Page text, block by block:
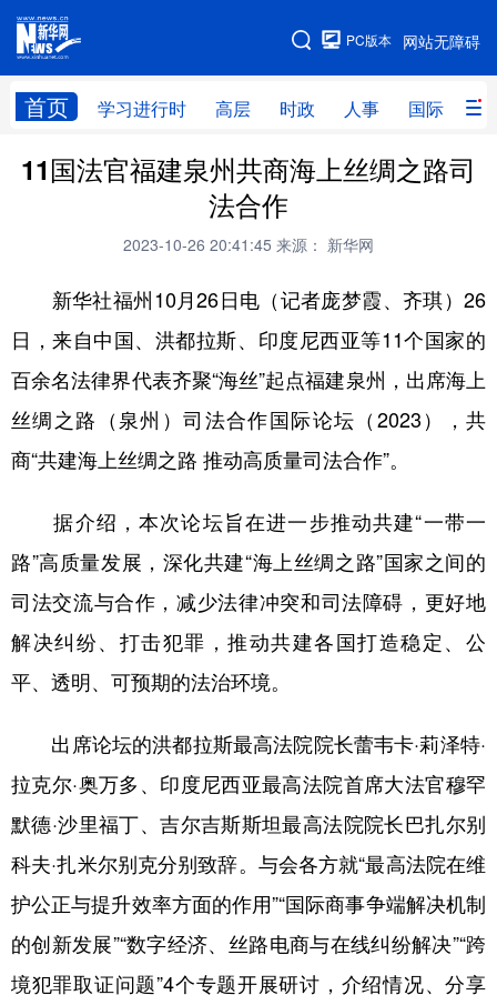
网站无障碍
PC版本
首页 学习进行时 高层 时政 人事 国际 财
网站地图
学习进行时 高层 时政 人事
全球连线
科技 科创 量子 体育
文化 书画 健康 军事
法律 中央文件 金融
学术中国 乡村振兴 银龄
彩票 娱乐 时尚 悦读
公益 一带一路
地方频道
北京 天津 河北 山西
辽宁 吉林 上海 江苏
浙江 安徽 福建 江西
11国法官福建泉州共商海上丝绸之路司
法合作
2023-10-26 20:41:45 来源： 新华网
新华社福州10月26日电（记者庞梦霞、齐琪）26
日，来自中国、洪都拉斯、印度尼西亚等11个国家的
百余名法律界代表齐聚“海丝”起点福建泉州，出席海上
丝绸之路（泉州）司法合作国际论坛（2023），共
商“共建海上丝绸之路 推动高质量司法合作”。
据介绍，本次论坛旨在进一步推动共建“一带一
路”高质量发展，深化共建“海上丝绸之路”国家之间的
司法交流与合作，减少法律冲突和司法障碍，更好地
解决纠纷、打击犯罪，推动共建各国打造稳定、公
平、透明、可预期的法治环境。
出席论坛的洪都拉斯最高法院院长蕾韦卡·莉泽特·
拉克尔·奥万多、印度尼西亚最高法院首席大法官穆罕
默德·沙里福丁、吉尔吉斯斯坦最高法院院长巴扎尔别
科夫·扎米尔别克分别致辞。与会各方就“最高法院在维
护公正与提升效率方面的作用”“国际商事争端解决机制
的创新发展”“数字经济、丝路电商与在线纠纷解决”“跨
境犯罪取证问题”4个专题开展研讨，介绍情况、分享